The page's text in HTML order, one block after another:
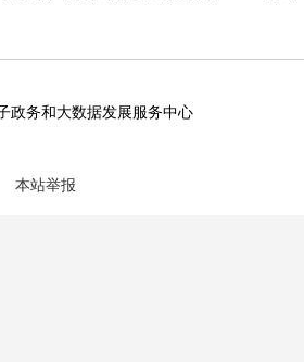
政务和大数据发展服务中心
本站举报